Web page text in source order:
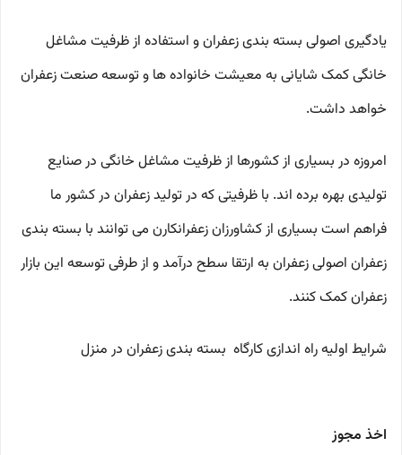
یادگیری اصولی بسته بندی زعفران و استفاده از ظرفیت مشاغل
خانگی کمک شایانی به معیشت خانواده ها و توسعه صنعت زعفران
خواهد داشت.
امروزه در بسیاری از کشورها از ظرفیت مشاغل خانگی در صنایع
تولیدی بهره برده اند. با ظرفیتی که در تولید زعفران در کشور ما
فراهم است بسیاری از کشاورزان زعفرانکارن می توانند با بسته بندی
زعفران اصولی زعفران به ارتقا سطح درآمد و از طرفی توسعه این بازار
زعفران کمک کنند.
شرایط اولیه راه اندازی کارگاه بسته بندی زعفران در منزل
اخذ مجوز